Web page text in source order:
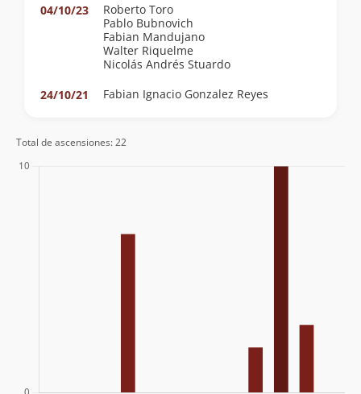
04/10/23
Roberto Toro
Pablo Bubnovich
Fabian Mandujano
Walter Riquelme
Nicolás Andrés Stuardo
24/10/21
Fabian Ignacio Gonzalez Reyes
Total de ascensiones: 22